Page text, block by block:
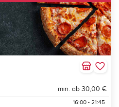
min. ab 30,00 €
16:00 - 21:45